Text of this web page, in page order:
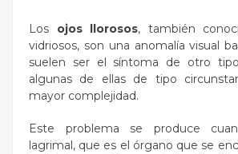
Los ojos llorosos, también
vidriosos, son una anomalía visual
suelen ser el síntoma de otro
algunas de ellas de tipo
mayor complejidad.
Este problema se produce
lagrimal, que es el órgano que se